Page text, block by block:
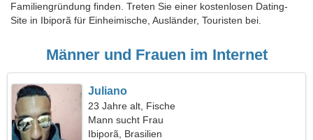
Familiengründung finden. Treten Sie einer kostenlosen Dating-
Site in Ibiporã für Einheimische, Ausländer, Touristen bei.
Männer und Frauen im Internet
Juliano
23 Jahre alt, Fische
Mann sucht Frau
Ibiporã, Brasilien